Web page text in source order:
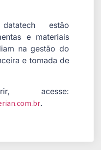
estão
e materiais
na gestão do
e tomada de
acesse:
.